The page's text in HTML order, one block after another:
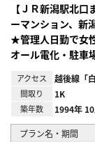
【ＪＲ新潟駅北
ーマンション、新
★管理人日勤で女
オール電化・駐車
アクセス 越後線「
間取り 1K
築年数 1994年
プラン名・期間